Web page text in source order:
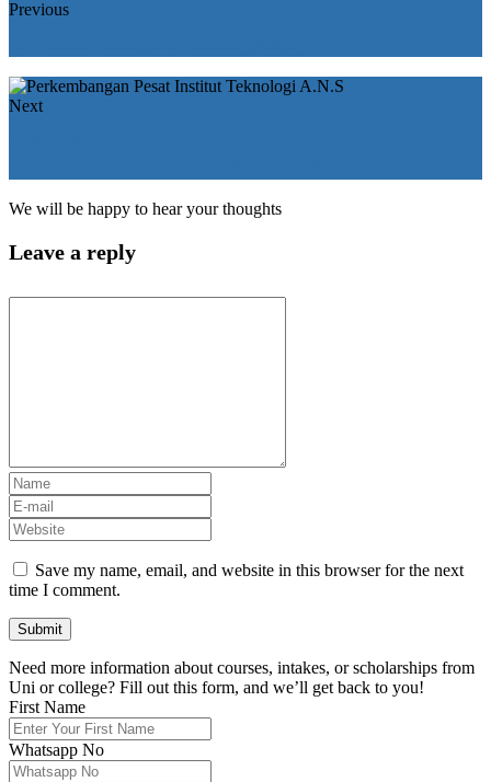
Previous
Next
We will be happy to hear your thoughts
Leave a reply
Save my name, email, and website in this browser for the next
time I comment.
Need more information about courses, intakes, or scholarships from
Uni or college? Fill out this form, and we’ll get back to you!
First Name
Whatsapp No